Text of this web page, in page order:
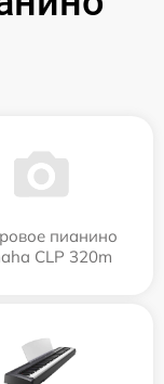
пианино
CLP 320m